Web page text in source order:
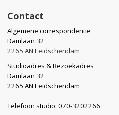
Contact
Algemene correspondentie
Damlaan 32
2265 AN Leidschendam
Studioadres & Bezoekadres
Damlaan 32
2265 AN Leidschendam
Telefoon studio: 070-3202266